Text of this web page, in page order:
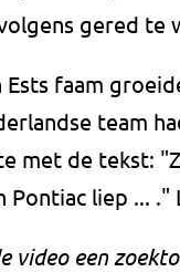
gered te
Ests faam
team
met de tekst:
Pontiac liep ...
video een